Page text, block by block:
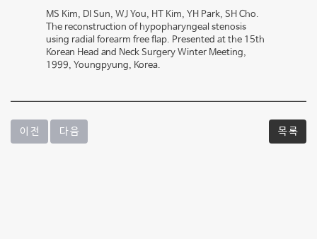
MS Kim, DI Sun, WJ You, HT Kim, YH Park, SH Cho.
The reconstruction of hypopharyngeal stenosis
using radial forearm free flap. Presented at the 15th
Korean Head and Neck Surgery Winter Meeting,
1999, Youngpyung, Korea.
이 전 다 음 목 록